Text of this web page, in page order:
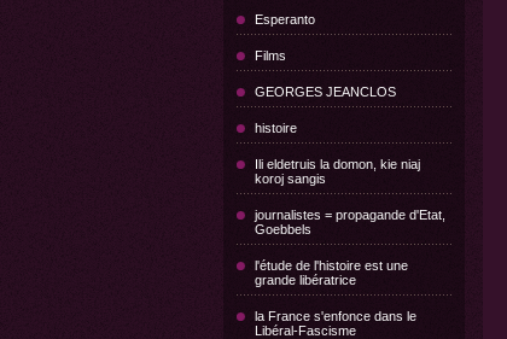
Esperanto
Films
GEORGES JEANCLOS
histoire
Ili eldetruis la domon, kie niaj
koroj sangis
journalistes = propagande d'Etat,
Goebbels
l'étude de l'histoire est une
grande libératrice
la France s'enfonce dans le
Libéral-Fascisme